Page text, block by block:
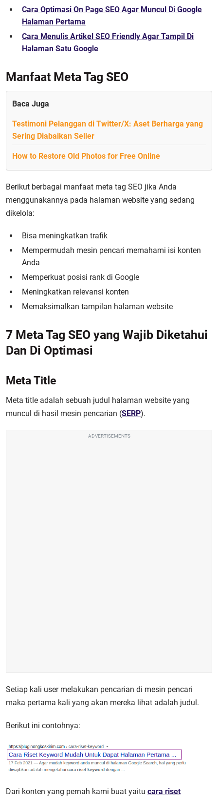
Cara Optimasi On Page SEO Agar Muncul Di Google
Halaman Pertama
Cara Menulis Artikel SEO Friendly Agar Tampil Di
Halaman Satu Google
Manfaat Meta Tag SEO
Baca Juga
Testimoni Pelanggan di Twitter/X: Aset Berharga yang
Sering Diabaikan Seller
How to Restore Old Photos for Free Online
Berikut berbagai manfaat meta tag SEO jika Anda
menggunakannya pada halaman website yang sedang
dikelola:
Bisa meningkatkan trafik
Mempermudah mesin pencari memahami isi konten
Anda
Memperkuat posisi rank di Google
Meningkatkan relevansi konten
Memaksimalkan tampilan halaman website
7 Meta Tag SEO yang Wajib Diketahui
Dan Di Optimasi
Meta Title
Meta title adalah sebuah judul halaman website yang
muncul di hasil mesin pencarian (SERP).
ADVERTISEMENTS
Setiap kali user melakukan pencarian di mesin pencari
maka pertama kali yang akan mereka lihat adalah judul.
Berikut ini contohnya:
Dari konten yang pernah kami buat yaitu cara riset